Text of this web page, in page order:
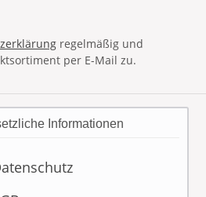
regelmäßig und
per E-Mail zu.
Informationen